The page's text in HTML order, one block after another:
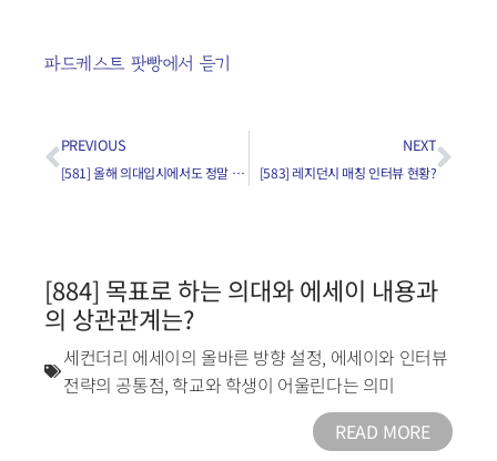
파드케스트 팟빵에서 듣기
PREVIOUS
[581] 올해 의대입시에서도 정말 10월 15일에 합격자 발표가 나왔나요?
NEXT
[583] 레지던시 매칭 인터뷰 현황?
[884] 목표로 하는 의대와 에세이 내용과
의 상관관계는?
세컨더리 에세이의 올바른 방향 설정, 에세이와 인터뷰
전략의 공통점, 학교와 학생이 어울린다는 의미
READ MORE